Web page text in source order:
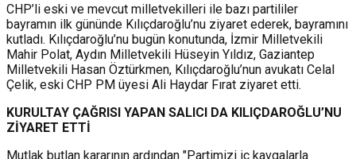
CHP’li eski ve mevcut milletvekilleri ile bazı partililer
bayramın ilk gününde Kılıçdaroğlu’nu ziyaret ederek, bayramını
kutladı. Kılıçdaroğlu’nu bugün konutunda, İzmir Milletvekili
Mahir Polat, Aydın Milletvekili Hüseyin Yıldız, Gaziantep
Milletvekili Hasan Öztürkmen, Kılıçdaroğlu’nun avukatı Celal
Çelik, eski CHP PM üyesi Ali Haydar Fırat ziyaret etti.
KURULTAY ÇAĞRISI YAPAN SALICI DA KILIÇDAROĞLU’NU
ZİYARET ETTİ
Mutlak butlan kararının ardından "Partimizi iç kavgalarla